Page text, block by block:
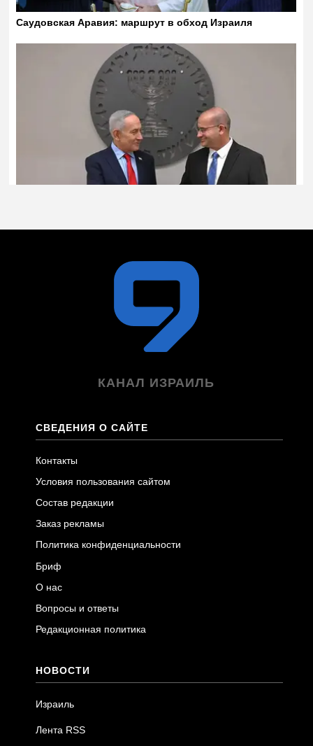
КАНАЛ ИЗРАИЛЬ
СВЕДЕНИЯ О САЙТЕ
Контакты
Условия пользования сайтом
Состав редакции
Заказ рекламы
Политика конфиденциальности
Бриф
О нас
Вопросы и ответы
Редакционная политика
НОВОСТИ
Израиль
Лента RSS